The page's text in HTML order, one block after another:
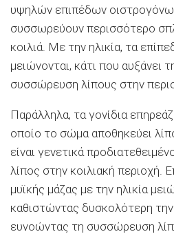
υψηλών επιπέδων
συσσωρεύουν περισσότερο
κοιλιά. Με την ηλικία, τα
μειώνονται, κάτι που αυξάνει
συσσώρευση λίπους στην
Παράλληλα, τα γονίδια
οποίο το σώμα αποθηκεύει
είναι γενετικά
λίπος στην κοιλιακή περιοχή.
μυϊκής μάζας με την ηλικία
καθιστώντας δυσκολότερη
ευνοώντας τη συσσώρευση